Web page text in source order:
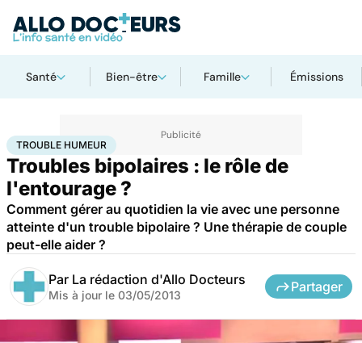
Santé Bien-être Famille Émissions
AccueilBien-êtrePsycho Trouble humeur
TROUBLE HUMEUR
Troubles bipolaires : le rôle de
l'entourage ?
Comment gérer au quotidien la vie avec une personne
atteinte d'un trouble bipolaire ? Une thérapie de couple
peut-elle aider ?
Par La rédaction d'Allo Docteurs
Mis à jour le 03/05/2013
Partager